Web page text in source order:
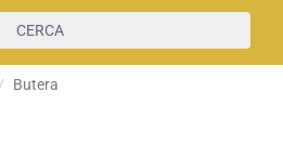
CERCA
Butera